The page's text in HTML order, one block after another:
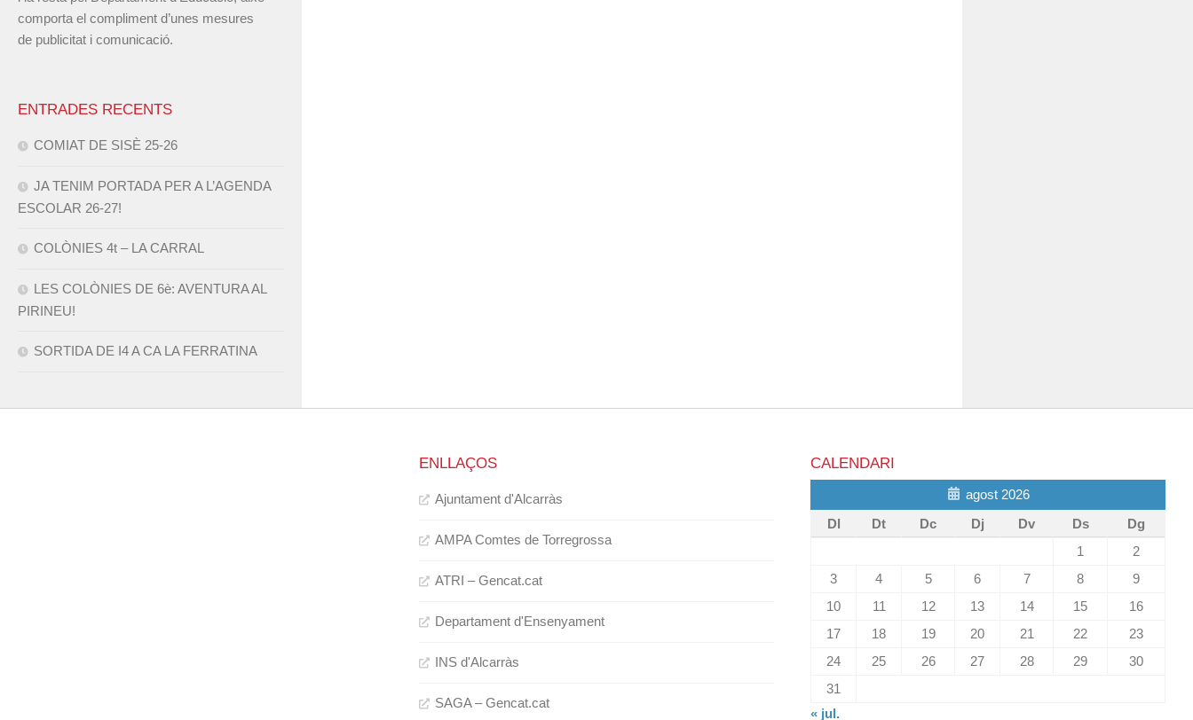
comporta el compliment d’unes mesures
de publicitat i comunicació.
ENTRADES RECENTS
COMIAT DE SISÈ 25-26
JA TENIM PORTADA PER A L’AGENDA
ESCOLAR 26-27!
COLÒNIES 4t – LA CARRAL
LES COLÒNIES DE 6è: AVENTURA AL
PIRINEU!
SORTIDA DE I4 A CA LA FERRATINA
ENLLAÇOS
Ajuntament d'Alcarràs
AMPA Comtes de Torregrossa
ATRI – Gencat.cat
Departament d'Ensenyament
INS d'Alcarràs
SAGA – Gencat.cat
CALENDARI
agost 2026
Dl
Dt Dc Dj Dv Ds
Dg
1
2
3
4 5 6 7 8
9
10
11 12 13 14 15
16
17
18 19 20 21 22
23
24
25 26 27 28 29
30
31
« jul.